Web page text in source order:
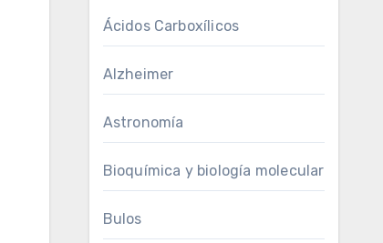
Ácidos Carboxílicos
Alzheimer
Astronomía
Bioquímica y biología molecular
Bulos